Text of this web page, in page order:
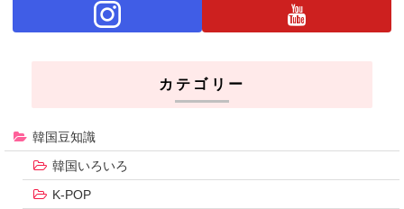
カテゴリー
韓国豆知識
韓国いろいろ
K-POP